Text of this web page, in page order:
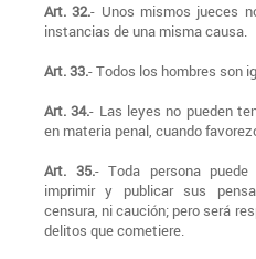
Art. 32.- Unos mismos jueces
instancias de una misma causa.
Art. 33.- Todos los hombres son
Art. 34.- Las leyes no pueden
en materia penal, cuando
Art. 35.- Toda persona puede
imprimir y publicar sus
censura, ni caución; pero será
delitos que cometiere.